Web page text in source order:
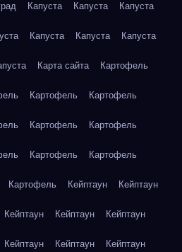
Капуста Капуста Капуста
Капуста Капуста Капуста
Карта сайта Картофель
Картофель Картофель
Картофель Картофель
Картофель Картофель
Картофель Кейптаун Кейптаун
Кейптаун Кейптаун Кейптаун
Кейптаун Кейптаун Кейптаун